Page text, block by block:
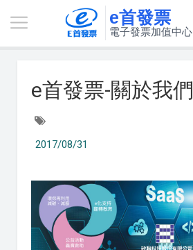
e首發票
電子發票加值中心
e首發票-關於我們
2017/08/31